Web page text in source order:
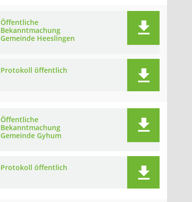
Öffentliche
Bekanntmachung
Gemeinde Heeslingen
Protokoll öffentlich
Öffentliche
Bekanntmachung
Gemeinde Gyhum
Protokoll öffentlich